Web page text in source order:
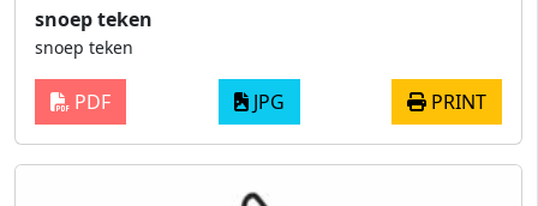
snoep teken
snoep teken
PDF JPG PRINT